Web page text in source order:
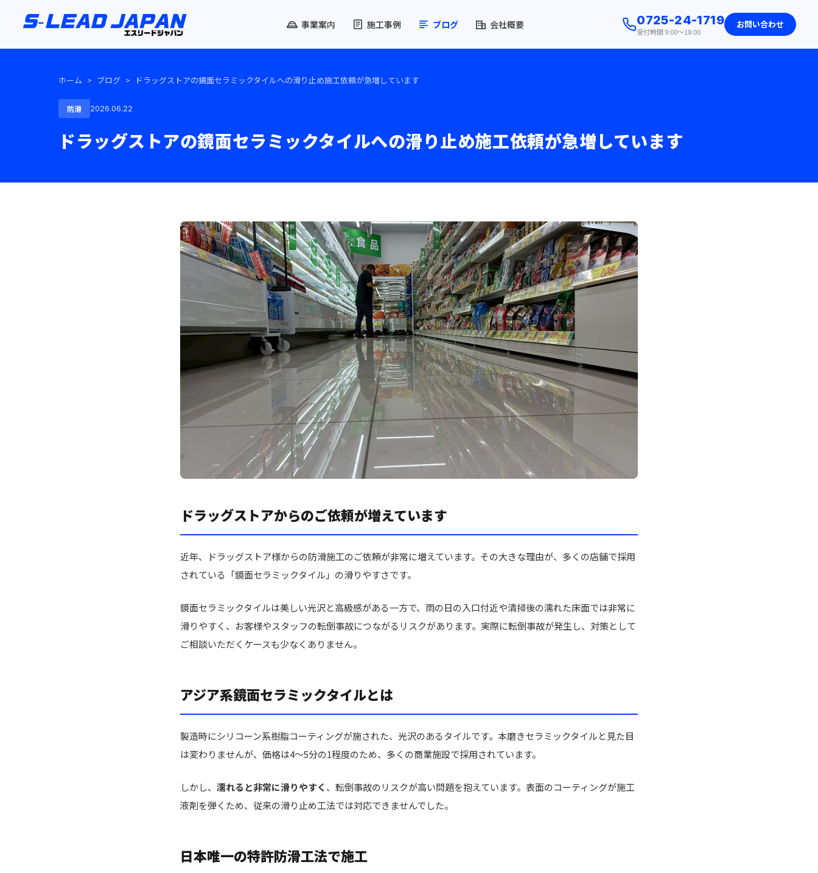
事業案内 施工事例 ブログ 会社概要 0725-24-1719
受付時間 9:00〜18:00
お問い合わせ
ホーム > ブログ > ドラッグストアの鏡面セラミックタイルへの滑り止め施工依頼が急増しています
防滑 2026.06.22
ドラッグストアの鏡面セラミックタイルへの滑り止め施工依頼が急増しています
ドラッグストアからのご依頼が増えています
近年、ドラッグストア様からの防滑施工のご依頼が非常に増えています。その大きな理由が、多くの店舗で採用
されている「鏡面セラミックタイル」の滑りやすさです。
鏡面セラミックタイルは美しい光沢と高級感がある一方で、雨の日の入口付近や清掃後の濡れた床面では非常に
滑りやすく、お客様やスタッフの転倒事故につながるリスクがあります。実際に転倒事故が発生し、対策として
ご相談いただくケースも少なくありません。
アジア系鏡面セラミックタイルとは
製造時にシリコーン系樹脂コーティングが施された、光沢のあるタイルです。本磨きセラミックタイルと見た目
は変わりませんが、価格は4〜5分の1程度のため、多くの商業施設で採用されています。
しかし、 濡れると非常に滑りやすく 、転倒事故のリスクが高い問題を抱えています。表面のコーティングが施工
液剤を弾くため、従来の滑り止め工法では対応できませんでした。
日本唯一の特許防滑工法で施工